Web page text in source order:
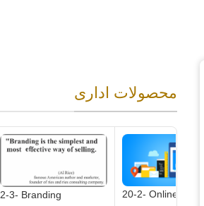
صحافی
طلاکوب،داغی،برجسته
لیتوگرافی
محصولات اداری
2-3- Branding 20-2- Online Store